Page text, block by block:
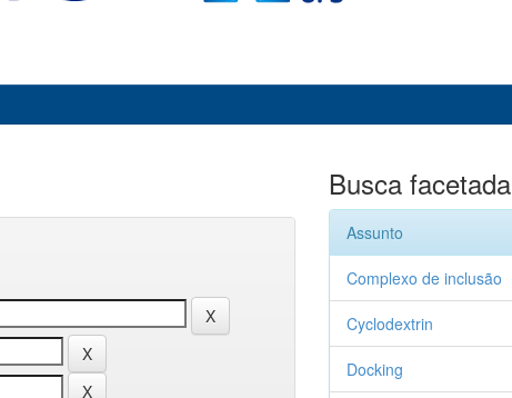
Busca facetada
Assunto
Complexo de inclusão
Cyclodextrin
Docking